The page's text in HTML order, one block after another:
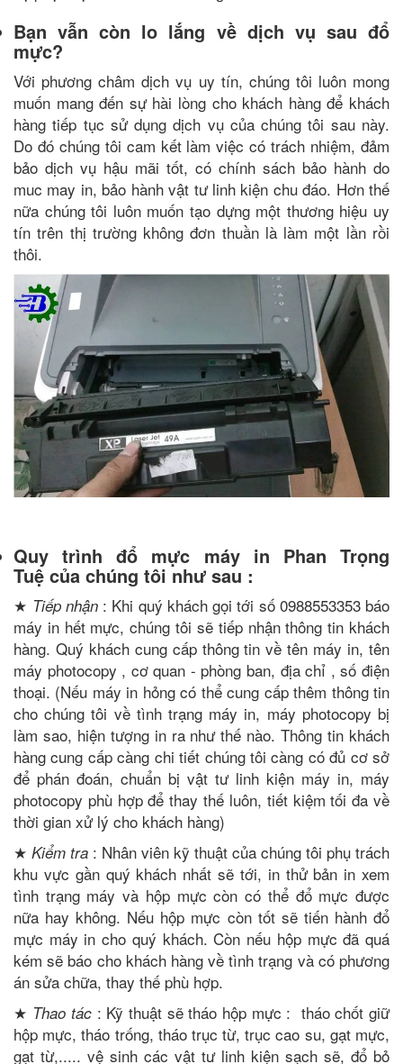
Bạn vẫn còn lo lắng về dịch vụ sau đổ
mực?
Với phương châm dịch vụ uy tín, chúng tôi luôn mong
muốn mang đến sự hài lòng cho khách hàng để khách
hàng tiếp tục sử dụng dịch vụ của chúng tôi sau này.
Do đó chúng tôi cam kết làm việc có trách nhiệm, đảm
bảo dịch vụ hậu mãi tốt, có chính sách bảo hành do
muc may in, bảo hành vật tư linh kiện chu đáo. Hơn thế
nữa chúng tôi luôn muốn tạo dựng một thương hiệu uy
tín trên thị trường không đơn thuần là làm một lần rồi
thôi.
Quy trình đổ mực máy in Phan Trọng
Tuệ của chúng tôi như sau :
★ Tiếp nhận: Khi quý khách gọi tới số 0988553353 báo
máy in hết mực, chúng tôi sẽ tiếp nhận thông tin khách
hàng. Quý khách cung cấp thông tin về tên máy in, tên
máy photocopy , cơ quan - phòng ban, địa chỉ , số điện
thoại. (Nếu máy in hỏng có thể cung cấp thêm thông tin
cho chúng tôi về tình trạng máy in, máy photocopy bị
làm sao, hiện tượng in ra như thế nào. Thông tin khách
hàng cung cấp càng chi tiết chúng tôi càng có đủ cơ sở
để phán đoán, chuẩn bị vật tư linh kiện máy in, máy
photocopy phù hợp để thay thế luôn, tiết kiệm tối đa về
thời gian xử lý cho khách hàng)
★ Kiểm tra : Nhân viên kỹ thuật của chúng tôi phụ trách
khu vực gần quý khách nhất sẽ tới, in thử bản in xem
tình trạng máy và hộp mực còn có thể đổ mực được
nữa hay không. Nếu hộp mực còn tốt sẽ tiến hành đổ
mực máy in cho quý khách. Còn nếu hộp mực đã quá
kém sẽ báo cho khách hàng về tình trạng và có phương
án sửa chữa, thay thế phù hợp.
★ Thao tác : Kỹ thuật sẽ tháo hộp mực : tháo chốt giữ
hộp mực, tháo trống, tháo trục từ, trục cao su, gạt mực,
gạt từ,..... vệ sinh các vật tư linh kiện sạch sẽ, đổ bỏ